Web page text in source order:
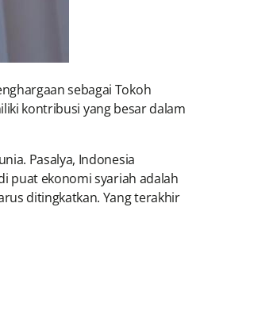
sebagai Tokoh
kontribusi yang besar dalam
Pasalya, Indonesia
puat ekonomi syariah adalah
ditingkatkan. Yang terakhir